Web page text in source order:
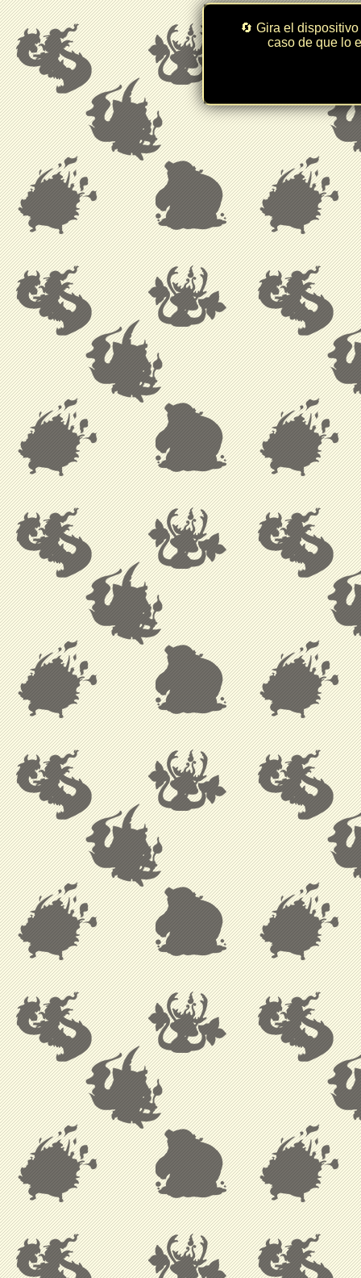
🔄 Gira el
caso de que lo